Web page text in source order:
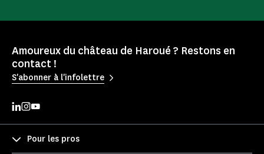
Amoureux du château de Haroué ? Restons en
contact !
S'abonner à l'infolettre
Pour les pros